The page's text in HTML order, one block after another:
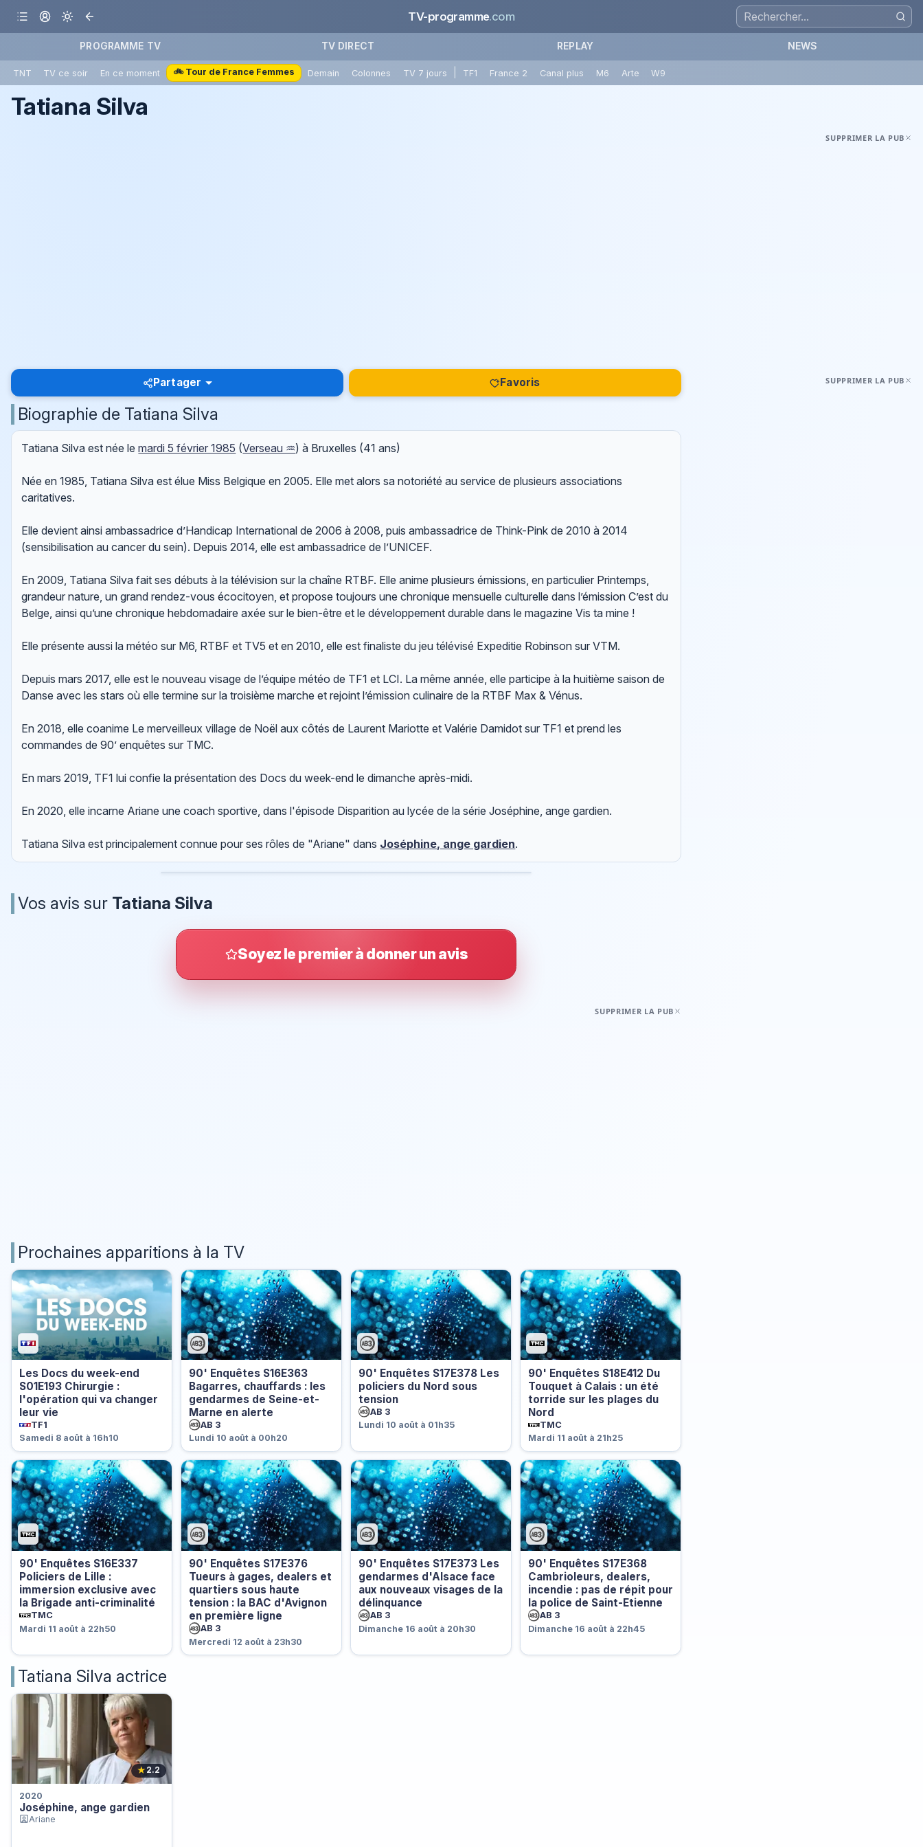
TV-programme.com
PROGRAMME TV TV DIRECT REPLAY NEWS
TNT TV ce soir En ce moment 🚲 Tour de France Femmes Demain Colonnes TV 7 jours TF1 France 2 Canal plus M6 Arte W9
Tatiana Silva
SUPPRIMER LA PUB
Partager Favoris
Biographie de Tatiana Silva
Tatiana Silva est née lemardi 5 février 1985 (Verseau ♒) à Bruxelles (41 ans)
Née en 1985, Tatiana Silva est élue Miss Belgique en 2005. Elle met alors sa notoriété au service de plusieurs associations
caritatives.
Elle devient ainsi ambassadrice d’Handicap International de 2006 à 2008, puis ambassadrice de Think-Pink de 2010 à 2014
(sensibilisation au cancer du sein). Depuis 2014, elle est ambassadrice de l’UNICEF.
En 2009, Tatiana Silva fait ses débuts à la télévision sur la chaîne RTBF. Elle anime plusieurs émissions, en particulier Printemps,
grandeur nature, un grand rendez-vous écocitoyen, et propose toujours une chronique mensuelle culturelle dans l’émission C’est du
Belge, ainsi qu’une chronique hebdomadaire axée sur le bien-être et le développement durable dans le magazine Vis ta mine !
Elle présente aussi la météo sur M6, RTBF et TV5 et en 2010, elle est finaliste du jeu télévisé Expeditie Robinson sur VTM.
Depuis mars 2017, elle est le nouveau visage de l’équipe météo de TF1 et LCI. La même année, elle participe à la huitième saison de
Danse avec les stars où elle termine sur la troisième marche et rejoint l’émission culinaire de la RTBF Max & Vénus.
En 2018, elle coanime Le merveilleux village de Noël aux côtés de Laurent Mariotte et Valérie Damidot sur TF1 et prend les
commandes de 90’ enquêtes sur TMC.
En mars 2019, TF1 lui confie la présentation des Docs du week-end le dimanche après-midi.
En 2020, elle incarne Ariane une coach sportive, dans l'épisode Disparition au lycée de la série Joséphine, ange gardien.
Tatiana Silva est principalement connue pour ses rôles de "Ariane" dans Joséphine, ange gardien.
Vos avis sur Tatiana Silva
Soyez le premier à donner un avis
SUPPRIMER LA PUB
Prochaines apparitions à la TV
Les Docs du week-end
S01E193 Chirurgie :
l'opération qui va changer
leur vie
TF1
Samedi 8 août à 16h10
90' Enquêtes S16E363
Bagarres, chauffards : les
gendarmes de Seine-et-
Marne en alerte
AB 3
Lundi 10 août à 00h20
90' Enquêtes S17E378 Les
policiers du Nord sous
tension
AB 3
Lundi 10 août à 01h35
90' Enquêtes S18E412 Du
Touquet à Calais : un été
torride sur les plages du
Nord
TMC
Mardi 11 août à 21h25
90' Enquêtes S16E337
Policiers de Lille :
immersion exclusive avec
la Brigade anti-criminalité
TMC
Mardi 11 août à 22h50
90' Enquêtes S17E376
Tueurs à gages, dealers et
quartiers sous haute
tension : la BAC d'Avignon
en première ligne
AB 3
Mercredi 12 août à 23h30
90' Enquêtes S17E373 Les
gendarmes d'Alsace face
aux nouveaux visages de la
délinquance
AB 3
Dimanche 16 août à 20h30
90' Enquêtes S17E368
Cambrioleurs, dealers,
incendie : pas de répit pour
la police de Saint-Etienne
AB 3
Dimanche 16 août à 22h45
Tatiana Silva actrice
★ 2.2
2020
Joséphine, ange gardien
Ariane
SUPPRIMER LA PUB